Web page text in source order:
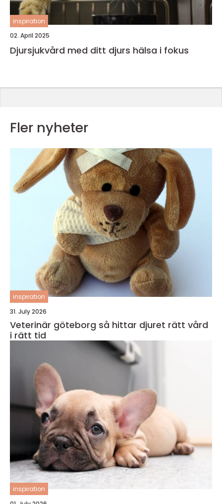
inspiration
02. April 2025
Djursjukvård med ditt djurs hälsa i fokus
Fler nyheter
inspiration
31. July 2026
Veterinär göteborg så hittar djuret rätt vård
i rätt tid
inspiration